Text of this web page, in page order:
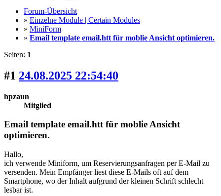
Forum-Übersicht
» Einzelne Module | Certain Modules
» MiniForm
» Email template email.htt für moblie Ansicht optimieren.
Seiten: 1
#1 24.08.2025 22:54:40
hpzaun
Mitglied
Email template email.htt für moblie Ansicht
optimieren.
Hallo,
ich verwende Miniform, um Reservierungsanfragen per E-Mail zu
versenden. Mein Empfänger liest diese E-Mails oft auf dem
Smartphone, wo der Inhalt aufgrund der kleinen Schrift schlecht
lesbar ist.